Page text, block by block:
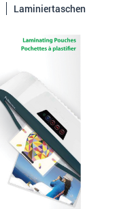
Laminiertaschen